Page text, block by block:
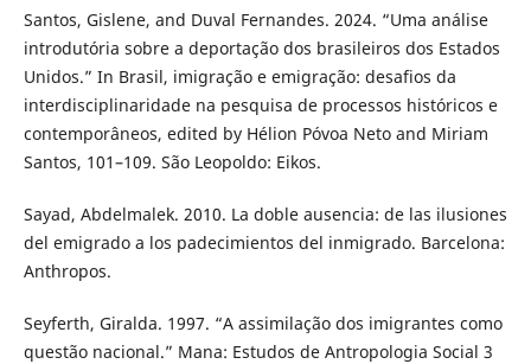
Santos, Gislene, and Duval Fernandes. 2024. “Uma análise
introdutória sobre a deportação dos brasileiros dos Estados
Unidos.” In Brasil, imigração e emigração: desafios da
interdisciplinaridade na pesquisa de processos históricos e
contemporâneos, edited by Hélion Póvoa Neto and Miriam
Santos, 101–109. São Leopoldo: Eikos.
Sayad, Abdelmalek. 2010. La doble ausencia: de las ilusiones
del emigrado a los padecimientos del inmigrado. Barcelona:
Anthropos.
Seyferth, Giralda. 1997. “A assimilação dos imigrantes como
questão nacional.” Mana: Estudos de Antropologia Social 3